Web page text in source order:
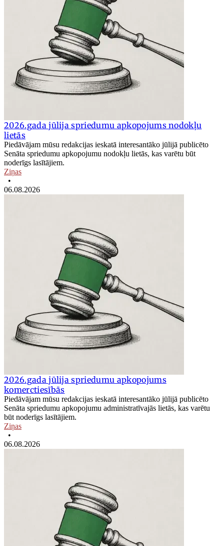
2026.gada jūlija spriedumu apkopojums nodokļu
lietās
Piedāvājam mūsu redakcijas ieskatā interesantāko jūlijā publicēto
Senāta spriedumu apkopojumu nodokļu lietās, kas varētu būt
noderīgs lasītājiem.
Ziņas
•
06.08.2026
2026.gada jūlija spriedumu apkopojums
komerctiesībās
Piedāvājam mūsu redakcijas ieskatā interesantāko jūlijā publicēto
Senāta spriedumu apkopojumu administratīvajās lietās, kas varētu
būt noderīgs lasītājiem.
Ziņas
•
06.08.2026